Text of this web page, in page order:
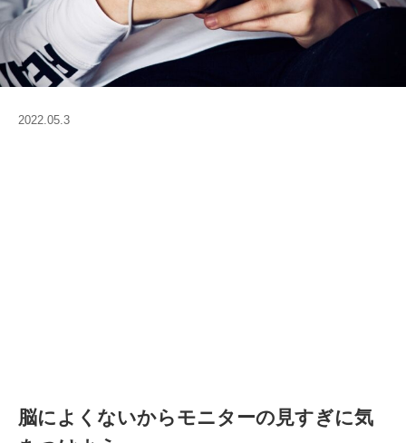
2022.05.3
脳によくないからモニターの見すぎに気